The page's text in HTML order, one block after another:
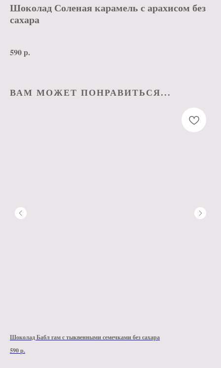
Шоколад Соленая карамель с арахисом без
сахара
590р.
ВАМ МОЖЕТ ПОНРАВИТЬСЯ...
Шоколад Бабл гам с тыквенными семечками без сахара
590р.